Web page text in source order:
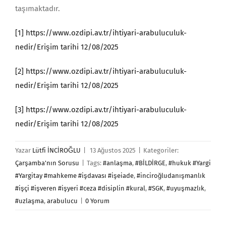
taşımaktadır.
[1] https://www.ozdipi.av.tr/ihtiyari-arabuluculuk-
nedir/Erişim tarihi 12/08/2025
[2] https://www.ozdipi.av.tr/ihtiyari-arabuluculuk-
nedir/Erişim tarihi 12/08/2025
[3] https://www.ozdipi.av.tr/ihtiyari-arabuluculuk-
nedir/Erişim tarihi 12/08/2025
Yazar Lütfi İNCİROĞLU 13 Ağustos 2025
Kategoriler:
Çarşamba'nın Sorusu
Tags: #anlaşma, #BİLDİRGE, #hukuk #Yargi
#Yargitay #mahkeme #işdavası #işeiade, #inciroğludanışmanlık
#işçi #işveren #işyeri #ceza #disiplin #kural, #SGK, #uyuşmazlık,
#uzlaşma, arabulucu 0 Yorum